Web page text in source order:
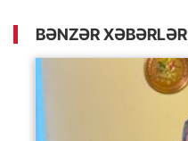
BƏNZƏR XƏBƏRLƏR